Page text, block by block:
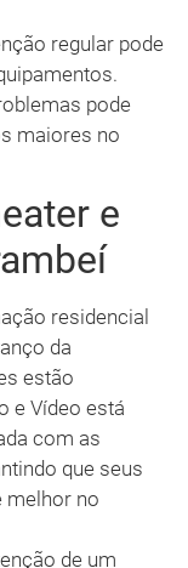
regular pode
pode
maiores no
e
residencial
da
estão
e Vídeo está
com as
que seus
melhor no
de um